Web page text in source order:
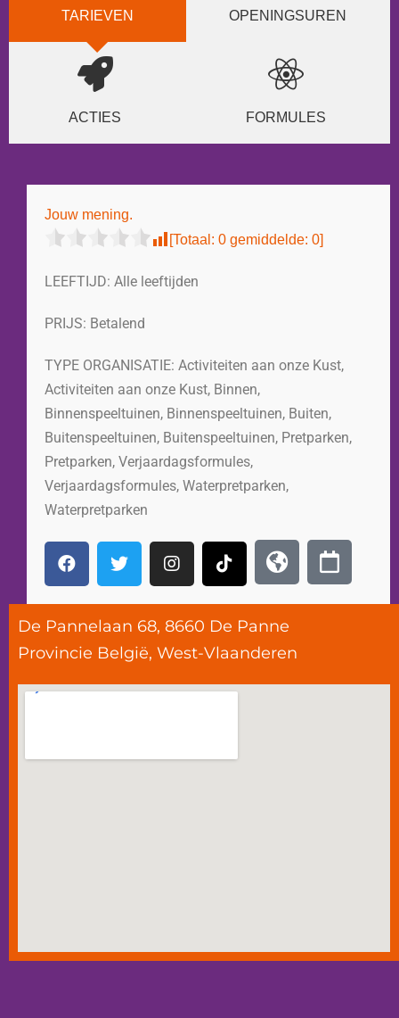
TARIEVEN OPENINGSUREN
ACTIES FORMULES
Jouw mening.
[Totaal: 0 gemiddelde: 0]
LEEFTIJD: Alle leeftijden
PRIJS: Betalend
TYPE ORGANISATIE: Activiteiten aan onze Kust,
Activiteiten aan onze Kust, Binnen,
Binnenspeeltuinen, Binnenspeeltuinen, Buiten,
Buitenspeeltuinen, Buitenspeeltuinen, Pretparken,
Pretparken, Verjaardagsformules,
Verjaardagsformules, Waterpretparken,
Waterpretparken
De Pannelaan 68, 8660 De Panne
Provincie België, West-Vlaanderen